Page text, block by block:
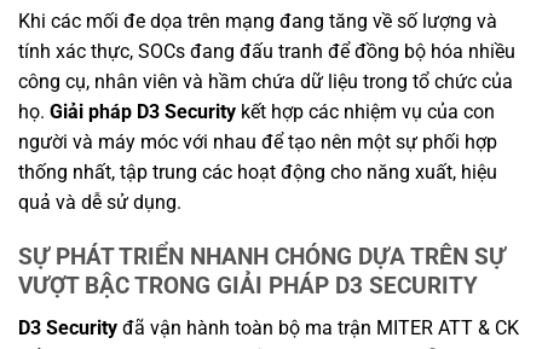
Khi các mối đe dọa trên mạng đang tăng về số lượng và
tính xác thực, SOCs đang đấu tranh để đồng bộ hóa nhiều
công cụ, nhân viên và hầm chứa dữ liệu trong tổ chức của
họ. Giải pháp D3 Security kết hợp các nhiệm vụ của con
người và máy móc với nhau để tạo nên một sự phối hợp
thống nhất, tập trung các hoạt động cho năng xuất, hiệu
quả và dễ sử dụng.
SỰ PHÁT TRIỂN NHANH CHÓNG DỰA TRÊN SỰ
VƯỢT BẬC TRONG GIẢI PHÁP D3 SECURITY
D3 Security đã vận hành toàn bộ ma trận MITER ATT & CK